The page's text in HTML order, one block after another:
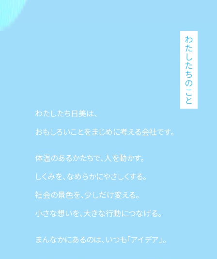
わたしたちのこと
わたしたち日美は、
おもしろいことをまじめに考える会社です。
体温のあるかたちで、人を動かす。
しくみを、なめらかにやさしくする。
社会の景色を、少しだけ変える。
小さな想いを、大きな行動につなげる。
まんなかにあるのは、いつも「アイデア」。